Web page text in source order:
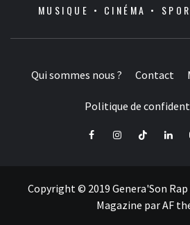
MUSIQUE • CINÉMA •
Qui sommes nous ? Contact
Politique de
FacebookInstagramTiktok
Copyright © 2019 Genera'Son Rap
Magazine parAF